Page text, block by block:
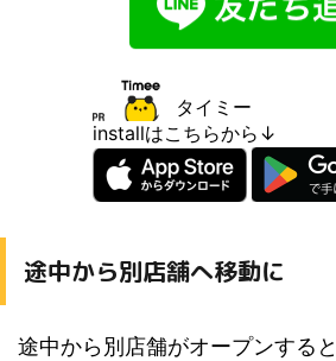
タイミー
installはこちらから↓
途中から別店舗へ移動に
途中から別店舗がオープンする